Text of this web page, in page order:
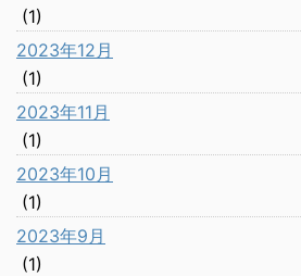
(1)
2023年12月
(1)
2023年11月
(1)
2023年10月
(1)
2023年9月
(1)